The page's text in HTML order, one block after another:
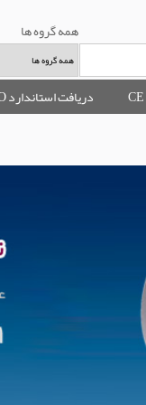
همه گروه ها
دریافت استاندارد ISO